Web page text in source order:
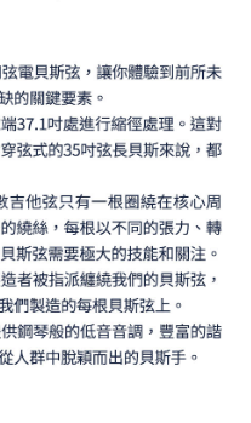
結帳頁面顯示為準，若有關於
疑問，請聯繫「AFTEE先享後付
support/home
AFTEE先享後付」服務完成之交
址：
或監護人之同意方可使用
起之損失，本公司不負相關責
別帳號之用戶狀況，依本公司即
足之情形，本公司將視審查結果
使用額度並採取法律行動。
費